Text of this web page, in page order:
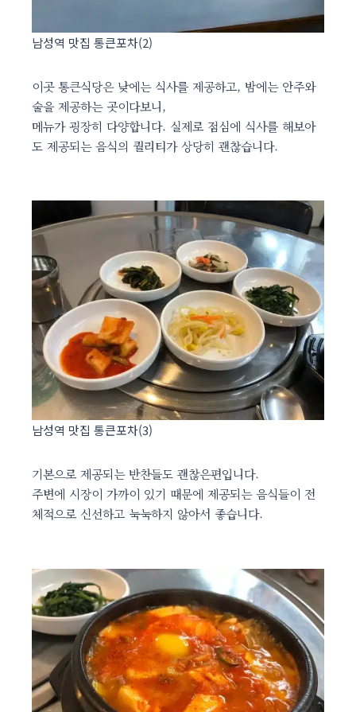
남성역 맛집 통큰포차(2)
이곳 통큰식당은 낮에는 식사를 제공하고, 밤에는 안주와
술을 제공하는 곳이다보니,
메뉴가 굉장히 다양합니다. 실제로 점심에 식사를 해보아
도 제공되는 음식의 퀄리티가 상당히 괜찮습니다.
남성역 맛집 통큰포차(3)
기본으로 제공되는 반찬들도 괜찮은편입니다.
주변에 시장이 가까이 있기 때문에 제공되는 음식들이 전
체적으로 신선하고 눅눅하지 않아서 좋습니다.